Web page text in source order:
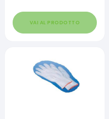
VAI AL PRODOTTO